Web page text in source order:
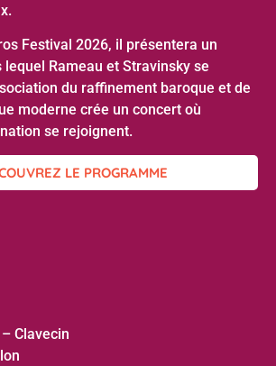
Festival 2026, il présentera un
Rameau et Stravinsky se
du raffinement baroque et de
moderne crée un concert où
se rejoignent.
LE PROGRAMME
Clavecin